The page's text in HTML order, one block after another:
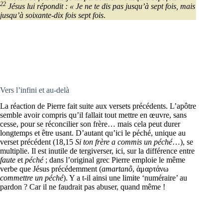
22 Jésus lui répondit : « Je ne te dis pas jusqu’à sept fois, mais
jusqu’à soixante-dix fois sept fois.
Vers l’infini et au-delà
La réaction de Pierre fait suite aux versets précédents. L’apôtre
semble avoir compris qu’il fallait tout mettre en œuvre, sans
cesse, pour se réconcilier son frère… mais cela peut durer
longtemps et être usant. D’autant qu’ici le péché, unique au
verset précédent (18,15 Si ton frère a commis un péché…), se
multiplie. Il est inutile de tergiverser, ici, sur la différence entre
faute et péché ; dans l’original grec Pierre emploie le même
verbe que Jésus précédemment (amartanô, ἁμαρτάνω
commettre un péché). Y a t-il ainsi une limite ‘numéraire’ au
pardon ? Car il ne faudrait pas abuser, quand même !